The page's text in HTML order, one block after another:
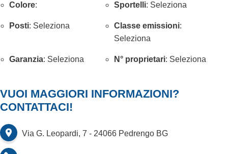
Colore: Sportelli: Seleziona
Posti: Seleziona Classe emissioni:
Seleziona
Garanzia: Seleziona N° proprietari: Seleziona
VUOI MAGGIORI INFORMAZIONI?
CONTATTACI!
Via G. Leopardi, 7 - 24066 Pedrengo BG